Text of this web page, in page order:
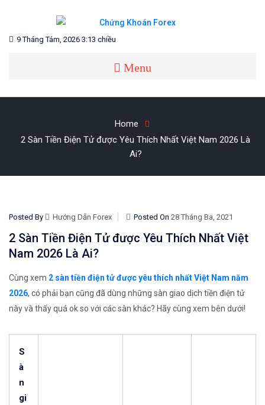
content
CHỨNG KHOÁN FOREX
Blog chia sẻ về Chứng Khoán và Forex
9 Tháng Tám, 2026 3:13 chiều
Menu
Home
2 Sàn Tiền Điện Tử được Yêu Thích Nhất Việt Nam 2026 Là
Ai?
Posted By Hướng Dẫn Forex Posted On 28 Tháng Ba, 2021
2 Sàn Tiền Điện Tử được Yêu Thích Nhất Việt
Nam 2026 Là Ai?
Cùng xem 2 sàn tiền điện tử được yêu thích nhất Việt Nam năm
2026, có phải bạn cũng đã dùng những sàn giao dịch tiền điện tử
này và thấy quá ok so với các sàn khác? Hãy cùng xem bên dưới!
S
à
n
gi